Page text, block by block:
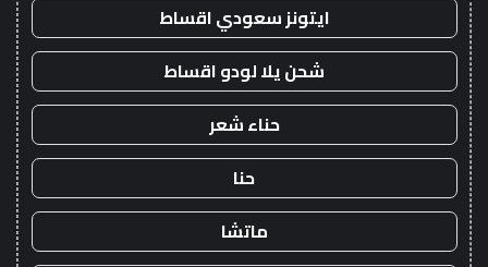
ايتونز سعودي اقساط
شحن يلا لودو اقساط
حناء شعر
حنا
ماتشا